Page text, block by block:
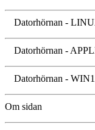
Datorhörnan -
Datorhörnan -
Datorhörnan -
Om sidan